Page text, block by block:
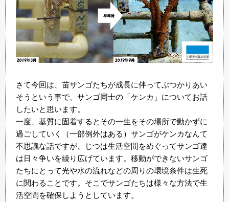
さて今回は、苗サンゴたちが成長に伴ってぶつかりあい
そうという事で、サンゴ同士の「ケンカ」についてお話
したいと思います。
一度、基質に固着するとその一生をその場所で動かずに
過ごしていく（一部例外はある）サンゴがケンカなんて
不思議な話ですが、じつは生活空間をめぐってサンゴ達
は日々争いを繰り広げています。移動ができないサンゴ
たちにとって光や水の流れなどの周りの環境条件は生死
に関わることです。そこでサンゴたちは様々な方法で生
活空間を確保しようとしています。